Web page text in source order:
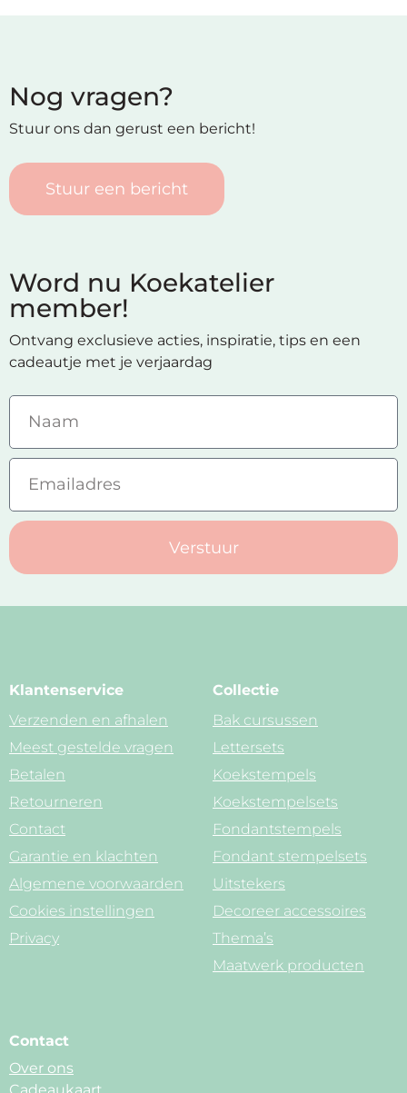
Outlet
Nog vragen?
Stuur ons dan gerust een bericht!
Stuur een bericht
Word nu Koekatelier
member!
Ontvang exclusieve acties, inspiratie, tips en een
cadeautje met je verjaardag
Verstuur
Klantenservice
Verzenden en afhalen
Meest gestelde vragen
Betalen
Retourneren
Contact
Garantie en klachten
Algemene voorwaarden
Cookies instellingen
Privacy
Collectie
Bak cursussen
Lettersets
Koekstempels
Koekstempelsets
Fondantstempels
Fondant stempelsets
Uitstekers
Decoreer accessoires
Thema’s
Maatwerk producten
Contact
Over ons